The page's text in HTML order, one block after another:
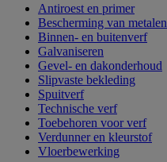
Antiroest en primer
Bescherming van metalen
Binnen- en buitenverf
Galvaniseren
Gevel- en dakonderhoud
Slipvaste bekleding
Spuitverf
Technische verf
Toebehoren voor verf
Verdunner en kleurstof
Vloerbewerking